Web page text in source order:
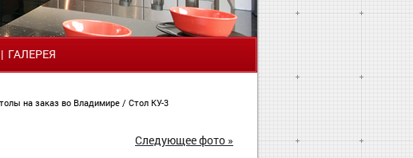
| ГАЛЕРЕЯ
на заказ во Владимире/ Стол КУ-3
Следующее фото »